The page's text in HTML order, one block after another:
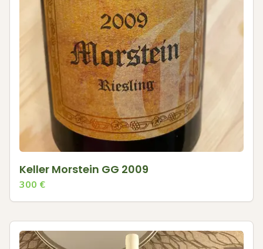
Keller Morstein GG 2009
300 €